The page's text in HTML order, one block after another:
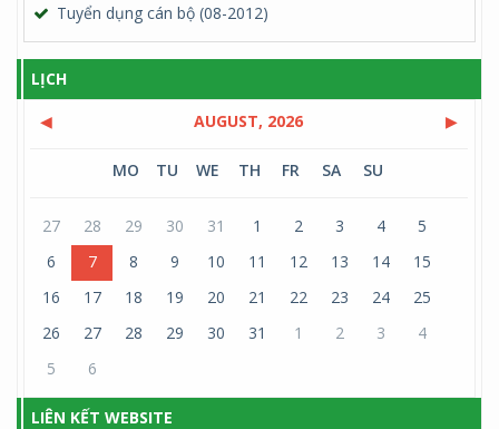
Tuyển dụng cán bộ (08-2012)
LỊCH
◀
AUGUST, 2026 ▶
MO TU WE TH FR SA SU
27 28 29 30 31 1 2 3 4
5
6
7 8 9 10 11 12 13 14
15
16
17 18 19 20 21 22 23 24
25
26
27 28 29 30 31 1 2 3
4
5
6
LIÊN KẾT WEBSITE